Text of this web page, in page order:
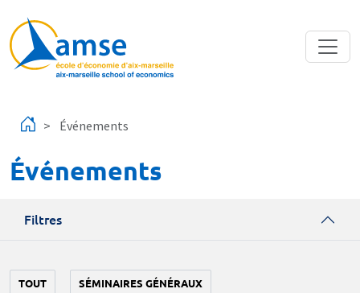
Événements
Événements
Filtres
TOUT SÉMINAIRES GÉNÉRAUX